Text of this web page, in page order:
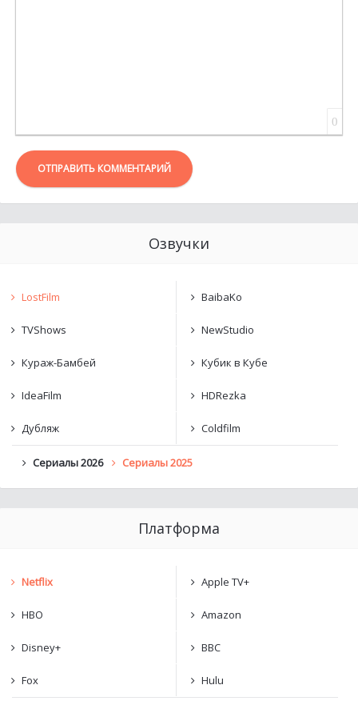
0
ОТПРАВИТЬ КОММЕНТАРИЙ
Озвучки
LostFilm BaibaKo
TVShows NewStudio
Кураж-Бамбей Кубик в Кубе
IdeaFilm HDRezka
Дубляж Coldfilm
Сериалы 2026 Сериалы 2025
Платформа
Netflix Apple TV+
HBO Amazon
Disney+ BBC
Fox Hulu